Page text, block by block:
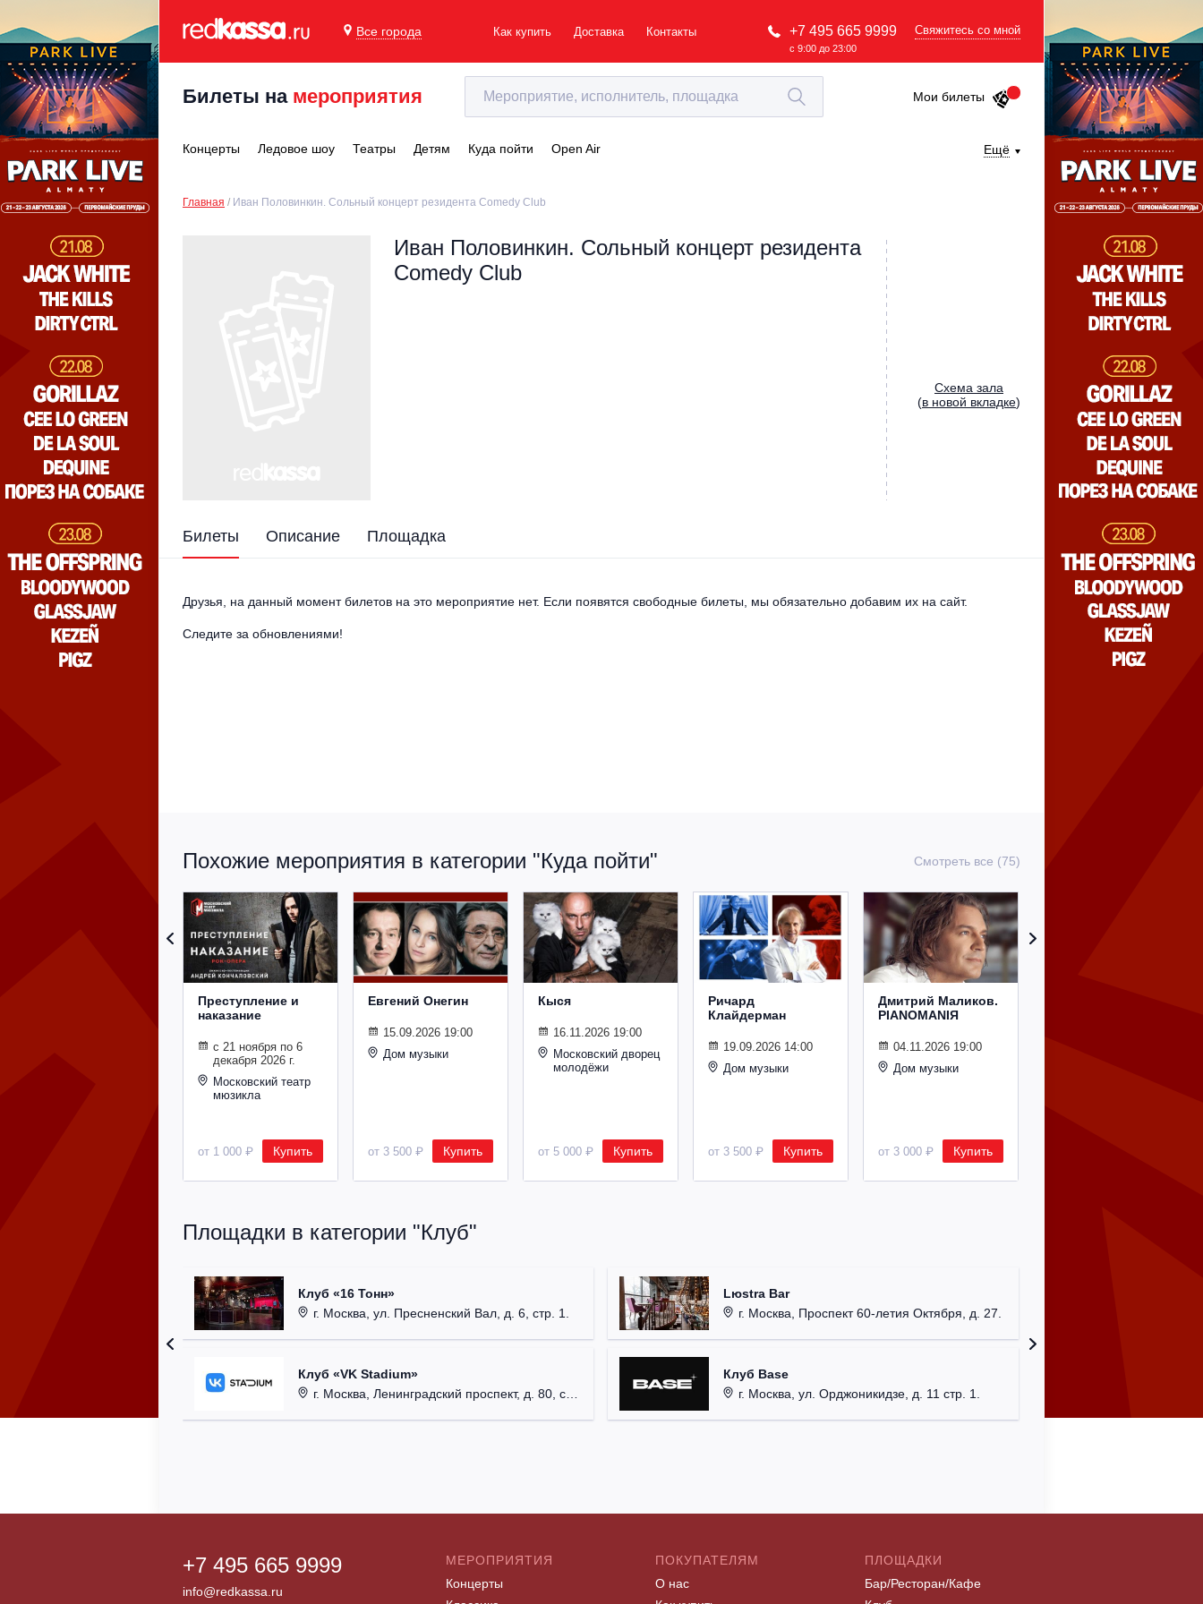
Все города Как купить Доставка Контакты +7 495 665 9999
с 9:00 до 23:00
Свяжитесь со мной
Билеты на мероприятия Мои билеты
Концерты Ледовое шоу Театры Детям Куда пойти Open Air Ещё
Главная Иван Половинкин. Сольный концерт резидента Comedy Club
Иван Половинкин. Сольный концерт резидента
Comedy Club
Cхема зала
(в новой вкладке)
Билеты Описание Площадка
Друзья, на данный момент билетов на это мероприятие нет. Если появятся свободные билеты, мы обязательно добавим их на сайт.
Следите за обновлениями!
Похожие мероприятия в категории "Куда пойти" Смотреть все (75)
Преступление и
наказание
с 21 ноября по 6
декабря 2026 г.
Московский театр
мюзикла
от 1 000 ₽ Купить
Евгений Онегин
15.09.2026 19:00
Дом музыки
от 3 500 ₽ Купить
Кыся
16.11.2026 19:00
Московский дворец
молодёжи
от 5 000 ₽ Купить
Ричард
Клайдерман
19.09.2026 14:00
Дом музыки
от 3 500 ₽ Купить
Дмитрий Маликов.
PIANOMANIЯ
04.11.2026 19:00
Дом музыки
от 3 000 ₽ Купить
Площадки в категории "Клуб"
Клуб «16 Тонн»
г. Москва, ул. Пресненский Вал, д. 6, стр. 1.
Клуб «VK Stadium»
г. Москва, Ленинградский проспект, д. 80, стр. 17.
Lюstra Bar
г. Москва, Проспект 60-летия Октября, д. 27.
Клуб Base
г. Москва, ул. Орджоникидзе, д. 11 стр. 1.
+7 495 665 9999
info@redkassa.ru
МЕРОПРИЯТИЯ
Концерты
ПОКУПАТЕЛЯМ
О нас
ПЛОЩАДКИ
Бар/Ресторан/Кафе